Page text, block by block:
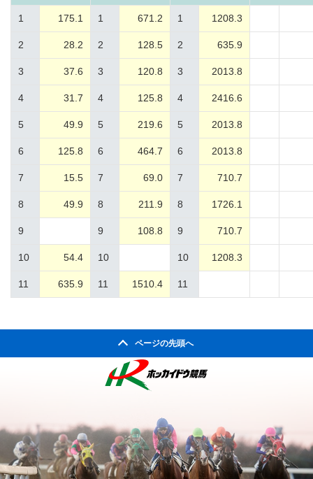
1 175.1 1 671.2 1 1208.3
2 28.2 2 128.5 2 635.9
3 37.6 3 120.8 3 2013.8
4 31.7 4 125.8 4 2416.6
5 49.9 5 219.6 5 2013.8
6 125.8 6 464.7 6 2013.8
7 15.5 7 69.0 7 710.7
8 49.9 8 211.9 8 1726.1
9 9 108.8 9 710.7
10 54.4 10 10 1208.3
11 635.9 11 1510.4 11
ページの先頭へ